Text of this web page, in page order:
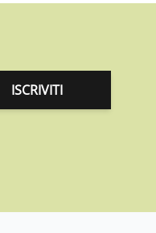
ISCRIVITI